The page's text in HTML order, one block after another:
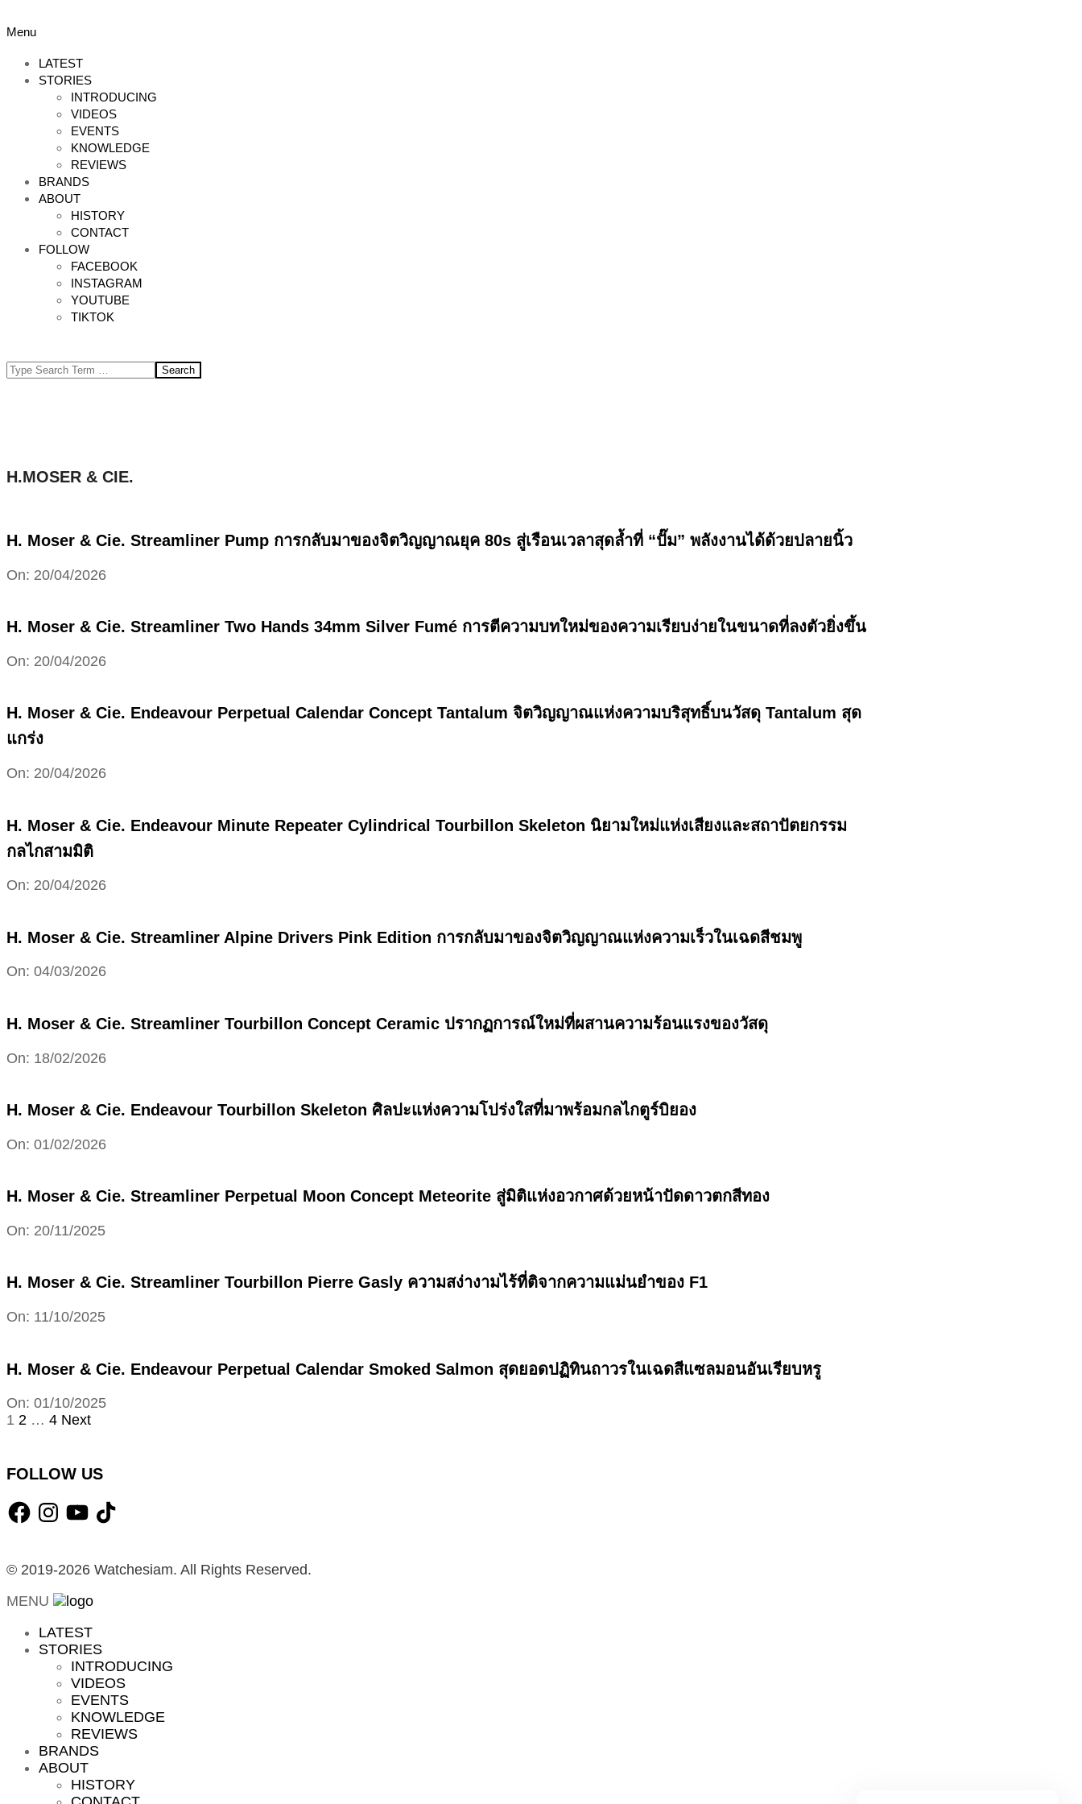
to
Primary
Menu
Menu
LATEST
STORIES
INTRODUCING
VIDEOS
EVENTS
KNOWLEDGE
REVIEWS
BRANDS
ABOUT
HISTORY
CONTACT
FOLLOW
FACEBOOK
INSTAGRAM
YOUTUBE
TIKTOK
Search
H.MOSER & CIE.
H. Moser & Cie. Streamliner Pump การกลับมาของจิตวิญญาณยุค 80s สู่เรือนเวลาสุดล้ำที่ “ปั๊ม” พลังงานได้ด้วยปลายนิ้ว
2026-
On: 20/04/2026
H. Moser & Cie. Streamliner Two Hands 34mm Silver Fumé การตีความบทใหม่ของความเรียบง่ายในขนาดที่ลงตัวยิ่งขึ้น
2026-
On: 20/04/2026
H. Moser & Cie. Endeavour Perpetual Calendar Concept Tantalum จิตวิญญาณแห่งความบริสุทธิ์บนวัสดุ Tantalum สุด
แกร่ง
2026-
On: 20/04/2026
H. Moser & Cie. Endeavour Minute Repeater Cylindrical Tourbillon Skeleton นิยามใหม่แห่งเสียงและสถาปัตยกรรม
กลไกสามมิติ
2026-
On: 20/04/2026
H. Moser & Cie. Streamliner Alpine Drivers Pink Edition การกลับมาของจิตวิญญาณแห่งความเร็วในเฉดสีชมพู
2026-
On: 04/03/2026
H. Moser & Cie. Streamliner Tourbillon Concept Ceramic ปรากฏการณ์ใหม่ที่ผสานความร้อนแรงของวัสดุ
2026-
On: 18/02/2026
H. Moser & Cie. Endeavour Tourbillon Skeleton ศิลปะแห่งความโปร่งใสที่มาพร้อมกลไกตูร์บิยอง
2026-
On: 01/02/2026
H. Moser & Cie. Streamliner Perpetual Moon Concept Meteorite สู่มิติแห่งอวกาศด้วยหน้าปัดดาวตกสีทอง
2025-
On: 20/11/2025
H. Moser & Cie. Streamliner Tourbillon Pierre Gasly ความสง่างามไร้ที่ติจากความแม่นยำของ F1
2025-
On: 11/10/2025
H. Moser & Cie. Endeavour Perpetual Calendar Smoked Salmon สุดยอดปฏิทินถาวรในเฉดสีแซลมอนอันเรียบหรู
2025-
10-
On: 01/10/2025
Posts
1 2 … 4 Next
FOLLOW US
FacebookInstagramYouTube
TikTok
© 2019-2026 Watchesiam. All Rights Reserved.
MENU
LATEST
STORIES
INTRODUCING
VIDEOS
EVENTS
KNOWLEDGE
REVIEWS
BRANDS
ABOUT
HISTORY